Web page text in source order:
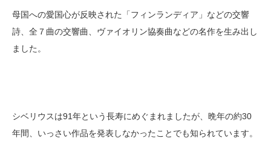
母国への愛国心が反映された「フィンランディア」などの交響
詩、全７曲の交響曲、ヴァイオリン協奏曲などの名作を生み出し
ました。
シベリウスは91年という長寿にめぐまれましたが、晩年の約30
年間、いっさい作品を発表しなかったことでも知られています。